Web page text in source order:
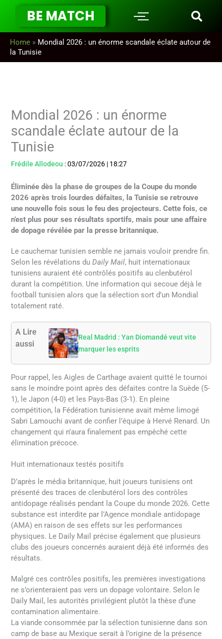
contenu
BE MATCH
Home » Mondial 2026 : un énorme scandale éclate autour de
la Tunisie
Mondial 2026 : un énorme
scandale éclate autour de la
Tunisie
Frédile Allodeou :03/07/2026 | 18:27
Éliminée dès la phase de groupes de la Coupe du monde
2026 après trois lourdes défaites, la Tunisie se retrouve
une nouvelle fois sous le feu des projecteurs. Cette fois, ce
n’est plus pour ses résultats sportifs, mais pour une affaire
de dopage révélée par la presse britannique.
Le cauchemar tunisien semble ne jamais vouloir prendre fin.
Selon les révélations duDaily Mail, huit internationaux
tunisiens auraient été contrôlés positifs au clenbutérol
durant la compétition. Une information qui secoue déjà le
football tunisien alors que la sélection sort d’un Mondial
totalement raté.
A Lire
aussi
Real Madrid : Yan Diomandé veut vite
marquer les esprits
Pour rappel, les Aigles de Carthage avaient quitté le tournoi
sans le moindre point après des défaites contre la Suède (5-
1), le Japon (4-0) et les Pays-Bas (3-1). En pleine
compétition, la Fédération tunisienne avait même limogé
Sabri Lamouchi avant de confier l’équipe à Hervé Renard. Un
changement qui n’aura finalement pas empêché cette
élimination précoce.
Huit internationaux testés positifs
D’après le média britannique, huit joueurs tunisiens ont
présenté des traces de clenbutérol lors des contrôles
antidopage réalisés pendant la Coupe du monde 2026. Cette
substance est interdite par l’Agence mondiale antidopage
(AMA) en raison de ses effets sur les performances
physiques. Le Daily Mail précise également que plusieurs
clubs des joueurs concernés auraient déjà été informés des
résultats.
Malgré ces contrôles positifs, les premières investigations
ne s’orienteraient pas vers un dopage volontaire. Selon le
Daily Mail, les autorités privilégient plutôt la thèse d’une
contamination alimentaire.
La viande consommée par la sélection tunisienne dans son
camp de base au Mexique serait à l’origine de la présence